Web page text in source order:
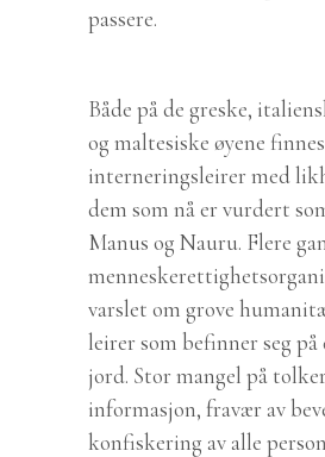
passere.
Både på de greske,
og maltesiske øyene
interneringsleirer med
dem som nå er vurdert
Manus og Nauru. Flere
varslet om grove
leirer som befinner seg på
jord. Stor mangel på
informasjon, fravær av
konfiskering av alle